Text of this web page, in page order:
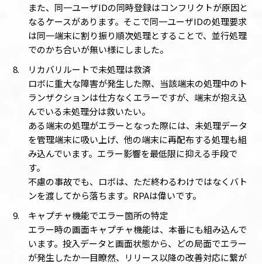
また、同一ユーザIDの同時登録はコンフリクトが原因と
なるケースがあります。そこで同一ユーザIDの処理要求
は同一端末に割り振り順次処理とすることで、並行処理
でのかち合いが無い様にしました。
リカバリルートで未処理は救済
ロボに重大な障害が発生した際、当該端末の処理中のト
ランザクションは仕方なくエラーですが、端末が抱え込
んでいる未処理分は救いたい。
ある端末の処理がエラーとなった際には、未処理データ
を管理端末に吸い上げ、他の端末に再配布する処理も組
み込んでいます。エラー影響を最低限に抑える手段で
す。
不慮の事故でも、ロボは、ただ終わるわけではなくバト
ンを渡してから落ちます。RPAは偉いです。
キャプチャ機能でエラー箇所の特定
エラー時の画面キャプチャ機能は、本番にも組み込んで
います。投入データと画面状態から、どの局面でエラー
が発生したか一目瞭然、リリース以降の改善対応に繋が